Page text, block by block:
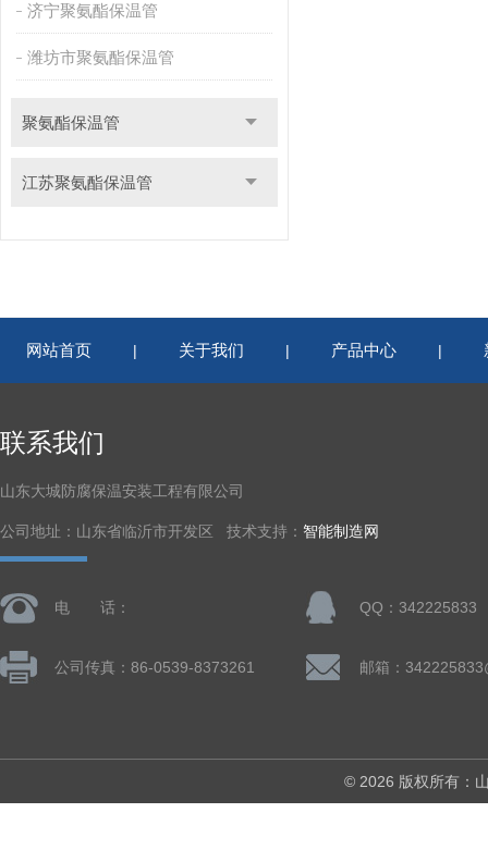
济宁聚氨酯保温管
潍坊市聚氨酯保温管
聚氨酯保温管
江苏聚氨酯保温管
网站首页 | 关于我们 | 产品中心 |
联系我们
山东大城防腐保温安装工程有限公司
公司地址：山东省临沂市开发区 技术支持： 智能制造网
电 话： QQ：342225833
公司传真：86-0539-8373261 邮箱：
© 2026 版权所有：